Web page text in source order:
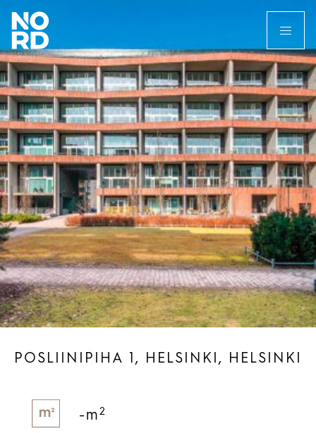
Etusivu
POSLIINIPIHA 1, HELSINKI, HELSINKI
-m 2